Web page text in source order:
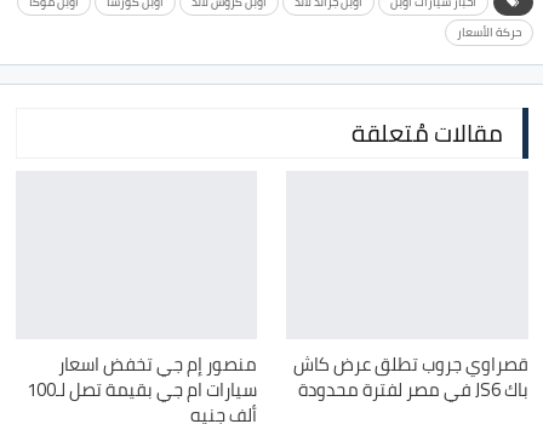
حركة الأسعار
مقالات مُتعلقة
قصراوي جروب تطلق عرض كاش
باك JS6 في مصر لفترة محدودة
منصور إم جي تخفض اسعار
سيارات ام جي بقيمة تصل لـ100
ألف جنيه